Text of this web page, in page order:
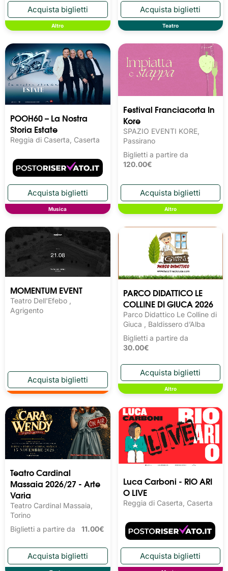
Altro Teatro
POOH60 – La Nostra
Storia Estate
Reggia di Caserta, Caserta
Musica
Festival Franciacorta In
Kore
SPAZIO EVENTI KORE,
Passirano
Biglietti a partire da
120.00€
Altro
MOMENTUM EVENT
Teatro Dell'Efebo ,
Agrigento
PARCO DIDATTICO LE
COLLINE DI GIUCA 2026
Parco Didattico Le Colline di
Giuca , Baldissero d’Alba
Biglietti a partire da
30.00€
Altro
Teatro Cardinal
Massaia 2026/27 - Arte
Varia
Teatro Cardinal Massaia,
Torino
Biglietti a partire da 11.00€
Luca Carboni - RIO ARI
O LIVE
Reggia di Caserta, Caserta